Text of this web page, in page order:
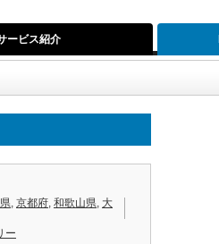
ービス紹介
, 京都府, 和歌山県, 大
ー